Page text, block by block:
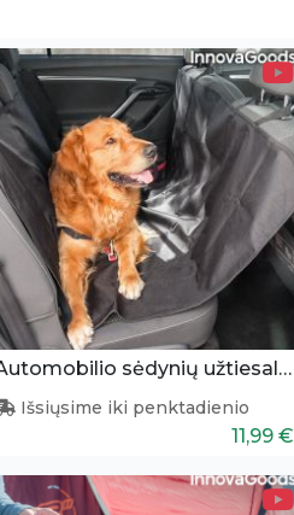
Automobilio sėdynių užtiesalas gyvūnams
Išsiųsime iki penktadienio
11,99 €